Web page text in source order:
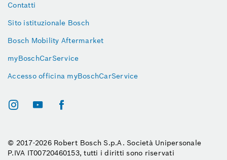
Contatti
Sito istituzionale Bosch
Bosch Mobility Aftermarket
myBoschCarService
Accesso officina myBoschCarService
© 2017-2026 Robert Bosch S.p.A. Società Unipersonale
P.IVA IT00720460153, tutti i diritti sono riservati